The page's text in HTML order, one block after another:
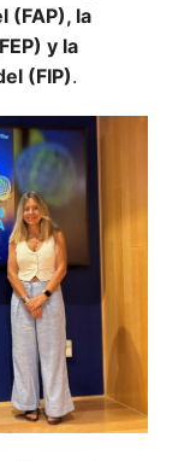
(FAP), la
y la
(FIP).